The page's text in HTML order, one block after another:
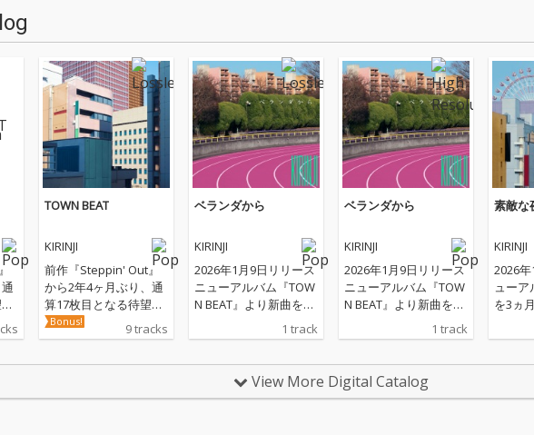
年
TOWN BEAT
KIRINJI
前作『Steppin' Out』
から2年4ヶ月ぶり、通
算17枚目となる待望の
新作アルバム『TOWN
BEAT』。本作は、今年
Bonus! 9 tracks
ベランダから
KIRINJI
2026年1月9日リリース
ニューアルバム『TOW
N BEAT』より新曲を3
ヵ月連続先行配信！第
三弾となる楽曲「ベラ
樹の豊かで温かみのあ
るボーカルが印象的
1 track
ベランダから
KIRINJI
2026年1月9日リリース
ニューアルバム『TOW
N BEAT』より新曲を3
ヵ月連続先行配信！第
三弾となる楽曲「ベラ
樹の豊かで温かみのあ
るボーカルが印象的
1 track
素敵な
KIRINJI
2026
ューア
を3ヵ
信！
「素敵
View More Digital Catalog